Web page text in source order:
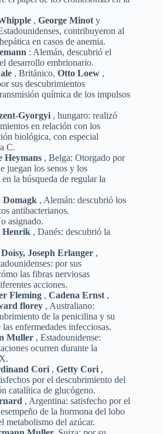
, George Minot y
contribuyeron al
en casos de anemia.
: Alemán, descubrió el
desarrollo embrionario.
, Británico, Otto Loew ,
sus descubrimientos
química de los impulsos
Gyorgyi , hungaro: realizó
en relación con los
biológica, con especial
C.
Heymans , Belga: Otorgado por
juegan los senos y los
la búsqueda de regular la
Domagk , Alemán: descubrió los
antibacterianos.
asignado.
Henrik , Danés: descubrió la
Joseph Erlanger ,
por sus
las fibras nerviosas
acciones.
Fleming , Cadena Ernst ,
florey , Australiano:
de la penicilina y su
enfermedades infecciosas.
Muller , Estadounidense:
ocurren durante la
Cori , Getty Cori ,
por el descubrimiento del
catalítica de glucógeno.
, Argentina: satisfecho por el
de la hormona del lobo
metabolismo del azúcar.